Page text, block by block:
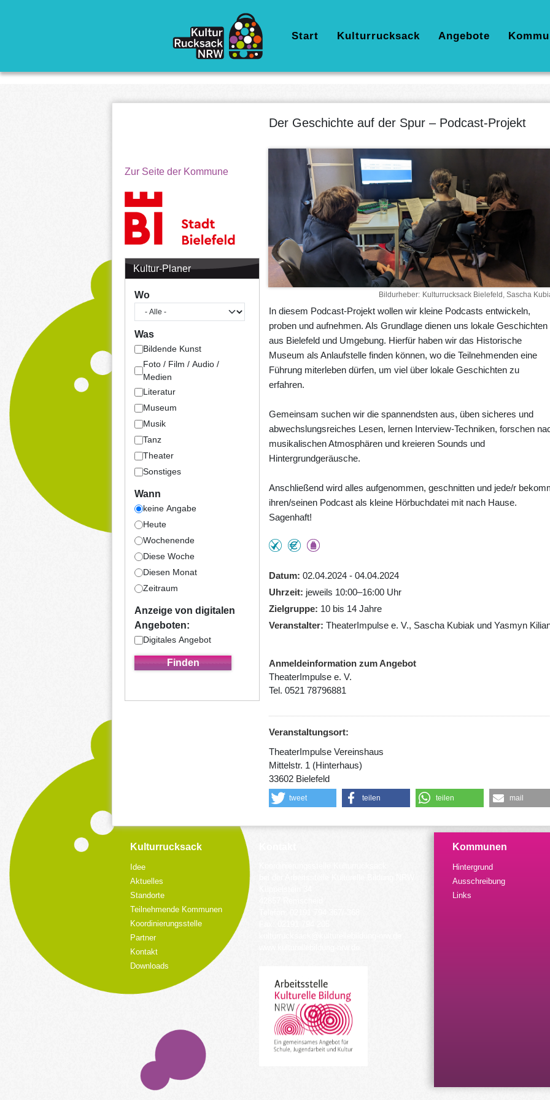
Hauptnavigation
Start Kulturrucksack Angebote
Zur Seite der Kommune
Kultur-Planer
Wo
Was
Bildende Kunst
Foto / Film / Audio /
Medien
Literatur
Museum
Musik
Tanz
Theater
Sonstiges
Wann
keine Angabe
Heute
Wochenende
Diese Woche
Diesen Monat
Zeitraum
Anzeige von digitalen
Angeboten:
Digitales Angebot
Der Geschichte auf der Spur – Podcast-Projekt
Bildurheber Kulturrucksack Bielefeld, Sascha
In diesem Podcast-Projekt wollen wir kleine Podcasts entwickeln,
proben und aufnehmen. Als Grundlage dienen uns lokale Geschichten
aus Bielefeld und Umgebung. Hierfür haben wir das Historische
Museum als Anlaufstelle finden können, wo die Teilnehmenden eine
Führung miterleben dürfen, um viel über lokale Geschichten zu
erfahren.
Gemeinsam suchen wir die spannendsten aus, üben sicheres und
abwechslungsreiches Lesen, lernen Interview-Techniken, forschen
musikalischen Atmosphären und kreieren Sounds und
Hintergrundgeräusche.
Anschließend wird alles aufgenommen, geschnitten und jede/r
ihren/seinen Podcast als kleine Hörbuchdatei mit nach Hause.
Sagenhaft!
Datum 02.04.2024 - 04.04.2024
Uhrzeit
jeweils 10:00–16:00 Uhr
Zielgruppe
10 bis 14 Jahre
Veranstalter TheaterImpulse e. V., Sascha Kubiak und Yasmyn
Anmeldeinformation zum Angebot
TheaterImpulse e. V.
Tel. 0521 78796881
Veranstaltungsort:
TheaterImpulse Vereinshaus
Mittelstr. 1 (Hinterhaus)
33602 Bielefeld
tweet teilen teilen mail
Kulturrucksack
Idee
Aktuelles
Standorte
Teilnehmende Kommunen
Koordinierungsstelle
Partner
Kontakt
Downloads
Kommunen
Hintergrund
Ausschreibung
Links